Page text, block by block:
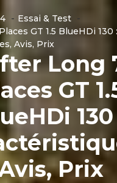
Essai & Test
GT 1.5 BlueHDi 130 :
Avis, Prix
Long
GT
130
Prix